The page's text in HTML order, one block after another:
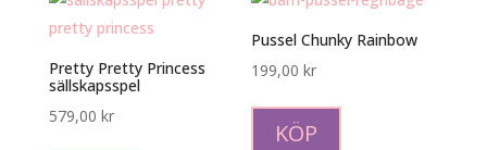
Pretty Pretty Princess
sällskapsspel
579,00 kr
Pussel Chunky Rainbow
199,00kr
KÖP